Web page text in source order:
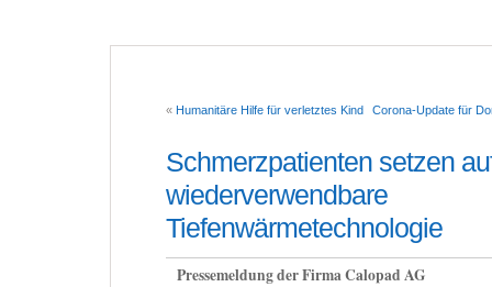
« Humanitäre Hilfe für verletztes Kind Corona-Update für
Schmerzpatienten setzen
wiederverwendbare
Tiefenwärmetechnologie
Pressemeldung der Firma Calopad AG